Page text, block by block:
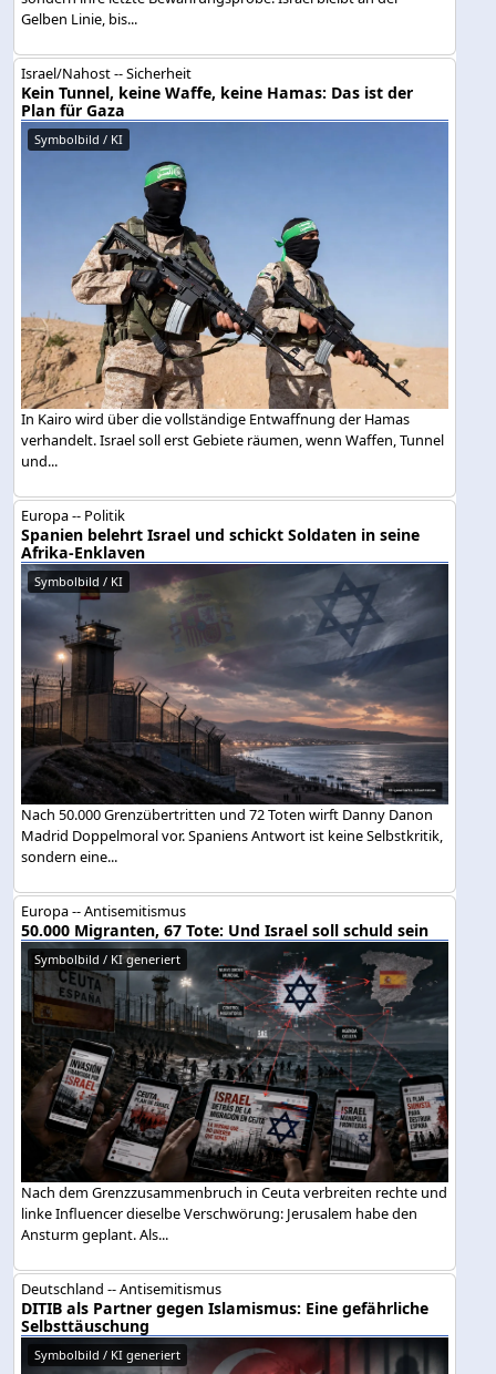
Gelben Linie, bis...
Israel/Nahost -- Sicherheit
Kein Tunnel, keine Waffe, keine Hamas: Das ist der
Plan für Gaza
Symbolbild / KI
In Kairo wird über die vollständige Entwaffnung der Hamas
verhandelt. Israel soll erst Gebiete räumen, wenn Waffen, Tunnel
und...
Europa -- Politik
Spanien belehrt Israel und schickt Soldaten in seine
Afrika-Enklaven
Symbolbild / KI
Nach 50.000 Grenzübertritten und 72 Toten wirft Danny Danon
Madrid Doppelmoral vor. Spaniens Antwort ist keine Selbstkritik,
sondern eine...
Europa -- Antisemitismus
50.000 Migranten, 67 Tote: Und Israel soll schuld sein
Symbolbild / KI generiert
Nach dem Grenzzusammenbruch in Ceuta verbreiten rechte und
linke Influencer dieselbe Verschwörung: Jerusalem habe den
Ansturm geplant. Als...
Deutschland -- Antisemitismus
DITIB als Partner gegen Islamismus: Eine gefährliche
Selbsttäuschung
Symbolbild / KI generiert